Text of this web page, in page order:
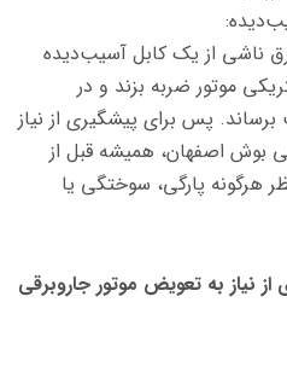
ناشی از یک کابل آسیب‌دیده
موتور ضربه بزند و در
پس برای پیشگیری از نیاز
بوش اصفهان، همیشه قبل از
هرگونه پارگی، سوختگی یا
نیاز به تعویض موتور جاروبرقی